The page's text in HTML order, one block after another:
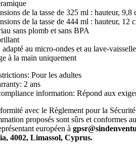
de la tasse de 325 ml : hauteur,
de la tasse de 444 ml : hauteur,
sans plomb et sans BPA
au micro-ondes et au lave-vaisselle
à la main uniquement
Pour les adultes
2 ans
information: Répond aux
avec le Règlement pour la
proposés sont sûrs et conformes
européen à
4002, Limassol, Cyprus.